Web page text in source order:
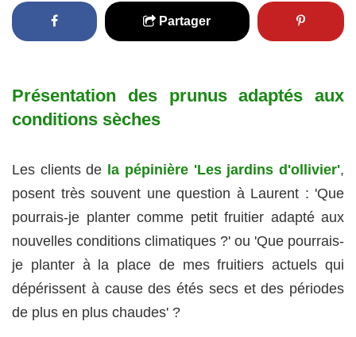
Partager
Présentation des prunus adaptés aux
conditions sèches
Les clients de la pépinière 'Les jardins d'ollivier',
posent très souvent une question à Laurent : 'Que
pourrais-je planter comme petit fruitier adapté aux
nouvelles conditions climatiques ?' ou 'Que pourrais-
je planter à la place de mes fruitiers actuels qui
dépérissent à cause des étés secs et des périodes
de plus en plus chaudes' ?